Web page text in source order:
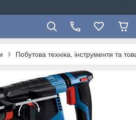
Побутова техніка, інструменти та